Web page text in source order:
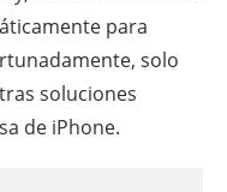
para
solo
soluciones
de iPhone.